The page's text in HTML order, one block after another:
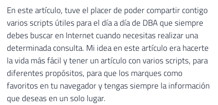
En este artículo, tuve el placer de poder compartir contigo
varios scripts útiles para el día a día de DBA que siempre
debes buscar en Internet cuando necesitas realizar una
determinada consulta. Mi idea en este artículo era hacerte
la vida más fácil y tener un artículo con varios scripts, para
diferentes propósitos, para que los marques como
favoritos en tu navegador y tengas siempre la información
que deseas en un solo lugar.